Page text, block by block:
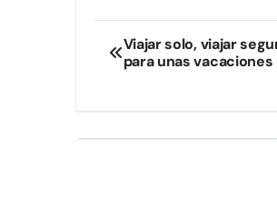
Navegación
de
Viajar solo, viajar
para unas